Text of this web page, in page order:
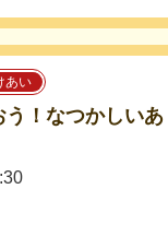
あい
！なつかしいあ